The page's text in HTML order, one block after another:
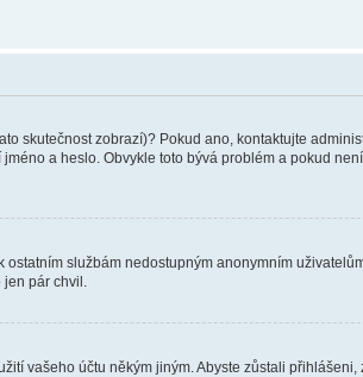
skutečnost zobrazí)? Pokud ano, kontaktujte
a heslo. Obvykle toto bývá problém a pokud
službám nedostupným anonymním
jen pár chvil.
vašeho účtu někým jiným. Abyste zůstali přihlášeni,